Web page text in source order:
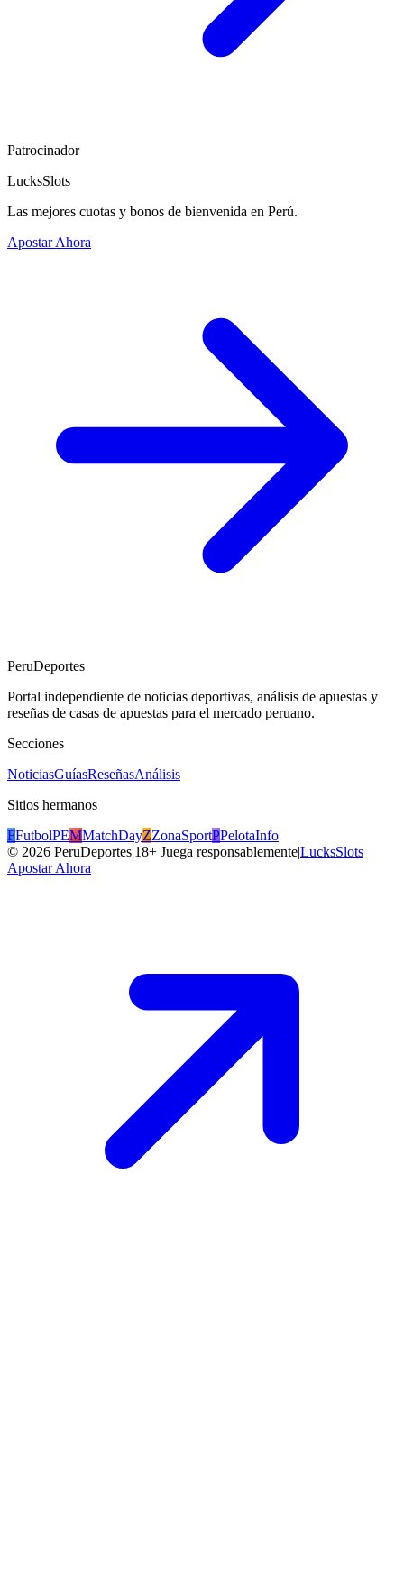
Patrocinador
LucksSlots
Las mejores cuotas y bonos de bienvenida en Perú.
Apostar Ahora
PeruDeportes
Portal independiente de noticias deportivas, análisis de apuestas y
reseñas de casas de apuestas para el mercado peruano.
Secciones
NoticiasGuíasReseñasAnálisis
Sitios hermanos
FFutbolPEMMatchDayZZonaSportPPelotaInfo
© 2026 PeruDeportes|18+ Juega responsablemente|LucksSlots
Apostar Ahora